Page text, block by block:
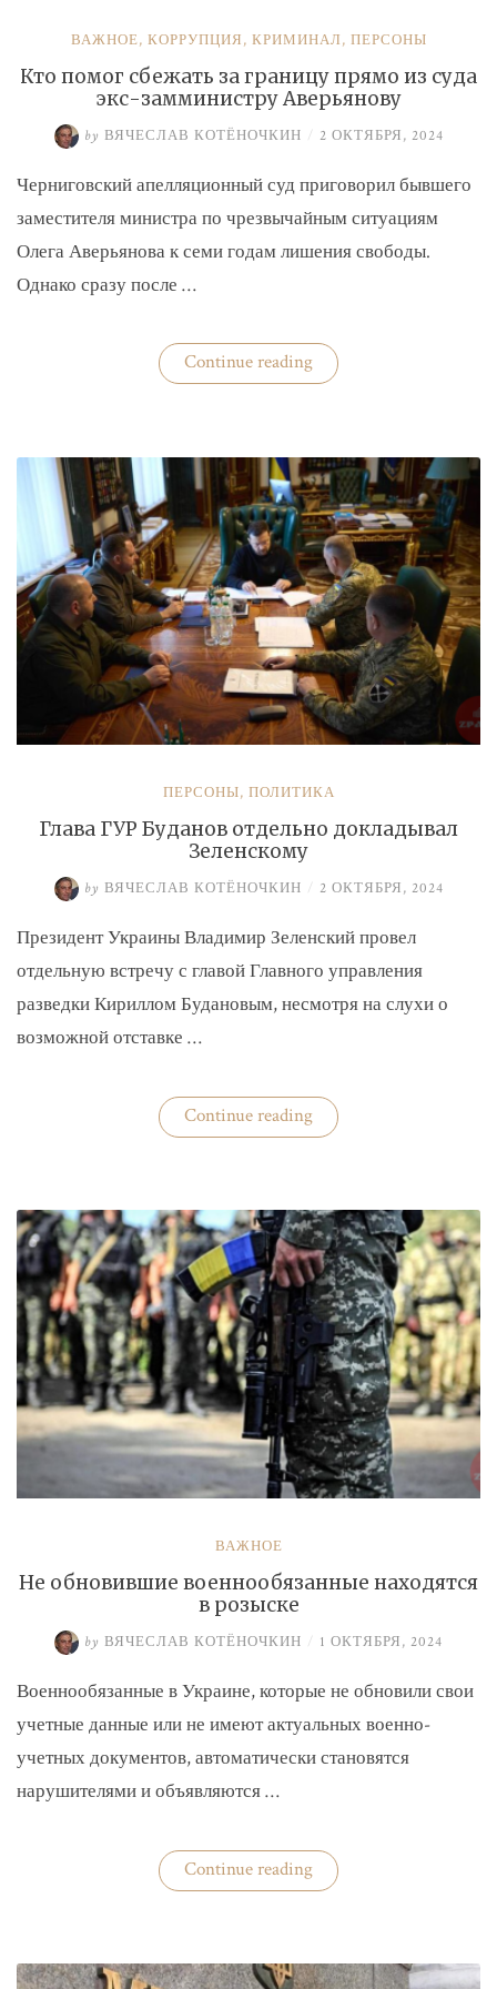
ВАЖНОЕ, КОРРУПЦИЯ, КРИМИНАЛ, ПЕРСОНЫ
Кто помог сбежать за границу прямо из суда
экс-замминистру Аверьянову
by ВЯЧЕСЛАВ КОТЁНОЧКИН / 2 ОКТЯБРЯ, 2024
Черниговский апелляционный суд приговорил бывшего
заместителя министра по чрезвычайным ситуациям
Олега Аверьянова к семи годам лишения свободы.
Однако сразу после …
Continue reading«Кто
помог
прямо
из
суда
экс-
замминистру
Аверьянову»
ПЕРСОНЫ, ПОЛИТИКА
Глава ГУР Буданов отдельно докладывал
Зеленскому
by ВЯЧЕСЛАВ КОТЁНОЧКИН / 2 ОКТЯБРЯ, 2024
Президент Украины Владимир Зеленский провел
отдельную встречу с главой Главного управления
разведки Кириллом Будановым, несмотря на слухи о
возможной отставке …
Continue reading«Глава
ГУР
Зеленскому»
ВАЖНОЕ
Не обновившие военнообязанные находятся
в розыске
by ВЯЧЕСЛАВ КОТЁНОЧКИН / 1 ОКТЯБРЯ, 2024
Военнообязанные в Украине, которые не обновили свои
учетные данные или не имеют актуальных военно-
учетных документов, автоматически становятся
нарушителями и объявляются …
Continue reading«Не
обновившие
розыске»